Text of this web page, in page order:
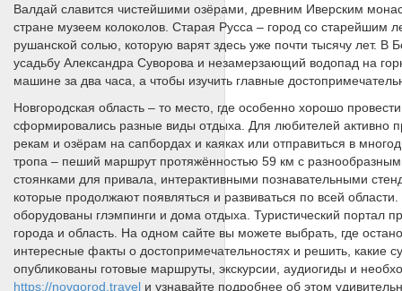
Валдай славится чистейшими озёрами, древним Иверским
стране музеем колоколов. Старая Русса – город со
рушанской солью, которую варят здесь уже почти тысячу лет.
усадьбу Александра Суворова и незамерзающий водопад на
машине за два часа, а чтобы изучить главные
Новгородская область – то место, где особенно хорошо
сформировались разные виды отдыха. Для любителей активно
рекам и озёрам на сапбордах и каяках или отправиться в
тропа – пеший маршрут протяжённостью 59 км с
стоянками для привала, интерактивными познавательными
которые продолжают появляться и развиваться по всей
оборудованы глэмпинги и дома отдыха. Туристический портал
города и область. На одном сайте вы можете выбрать, где
интересные факты о достопримечательностях и решить, какие
опубликованы готовые маршруты, экскурсии, аудиогиды и
https://novgorod.travel и узнавайте подробнее об этом